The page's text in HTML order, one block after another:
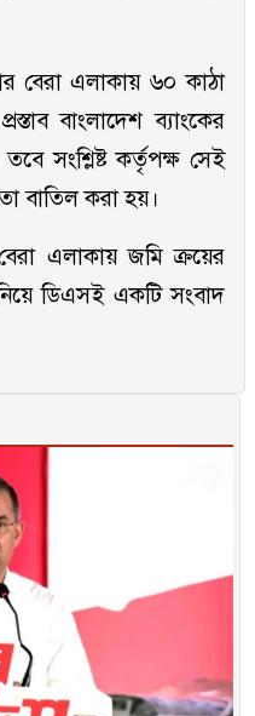
বেরা এলাকায় ৬০ কাঠা
বাংলাদেশ ব্যাংকের
সংশ্লিষ্ট কর্তৃপক্ষ সেই
বাতিল করা হয়।
এলাকায় জমি ক্রয়ের
ডিএসই একটি সংবাদ